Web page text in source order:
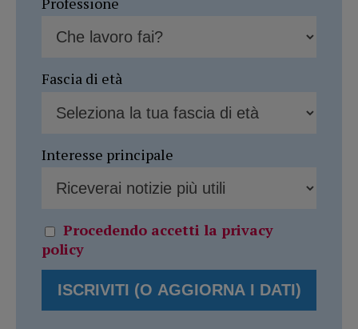
Fascia di età
Interesse principale
Procedendo accetti la privacy
policy